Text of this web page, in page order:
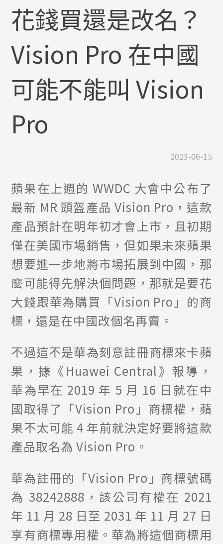
花錢買還是改名？
Vision Pro 在中國
可能不能叫 Vision
Pro
2023-06-15
蘋果在上週的 WWDC 大會中公布了
最新 MR 頭盔產品 Vision Pro，這款
產品預計在明年初才會上市，且初期
僅在美國市場銷售，但如果未來蘋果
想要進一步地將市場拓展到中國，那
麼可能得先解決個問題，那就是要花
大錢跟華為購買「Vision Pro」的商
標，還是在中國改個名再賣。
不過這不是華為刻意註冊商標來卡蘋
果，據《Huawei Central》報導，
華為早在 2019 年 5 月 16 日就在中
國取得了「Vision Pro」商標權，蘋
果不太可能 4 年前就決定好要將這款
產品取名為 Vision Pro。
華為註冊的「Vision Pro」商標號碼
為 38242888，該公司有權在 2021
年 11 月 28 日至 2031 年 11 月 27 日
享有商標專用權。華為將這個商標用